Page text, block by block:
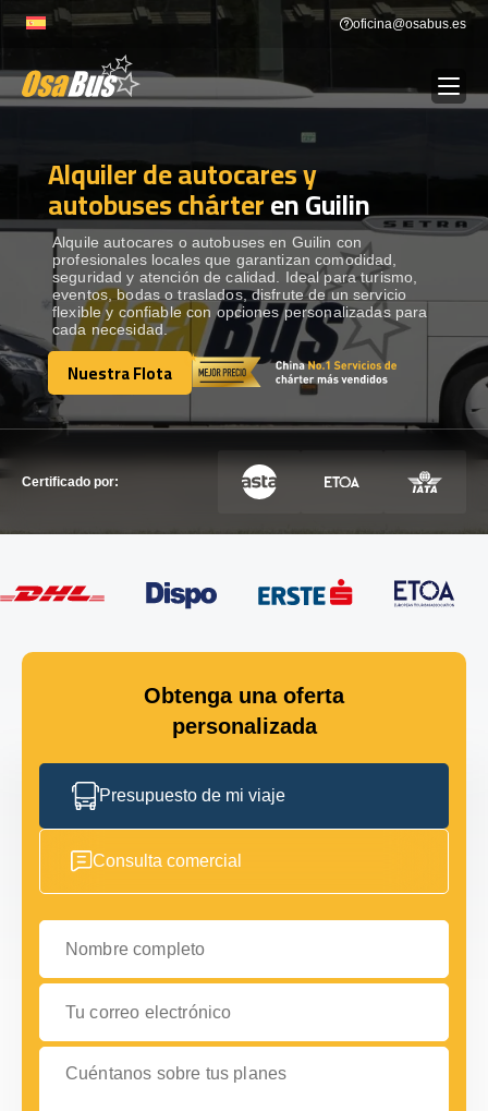
to
oficina@osabus.es
ALQUILER DE AUTOCARES
DESTINOS Show dropdown
RECORRIDAS Show dropdown
FLOTA
Alquiler de autocares y
autobuses chárteren Guilin
Alquile autocares o autobuses en Guilin con
profesionales locales que garantizan comodidad,
seguridad y atención de calidad. Ideal para turismo,
eventos, bodas o traslados, disfrute de un servicio
flexible y confiable con opciones personalizadas para
cada necesidad.
Nuestra Flota
Nuestra Flota
Certificado por:
Obtenga una oferta
personalizada
Presupuesto de mi viaje
Consulta comercial
Nombre completo
Tu correo electrónico
Cuéntanos sobre tus planes